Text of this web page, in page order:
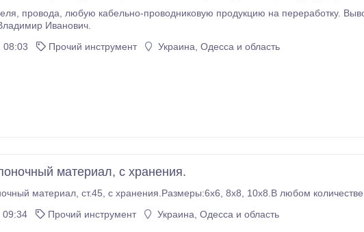
точки Украины. тел :
Иванович.
08:03
Прочий инструмент Украина, Одесса и область
материал, с хранения.
материал, ст.45, с хранения.Размеры:6х6, 8х8, 10х8.В любом количестве..
09:34
Прочий инструмент Украина, Одесса и область